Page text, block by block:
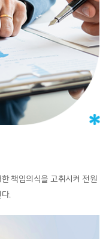
한 책임의식을고취시켜 전원
.